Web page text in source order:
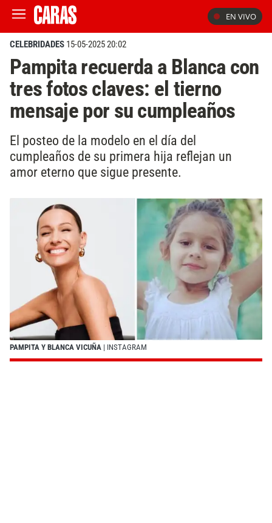
EN VIVO
CELEBRIDADES 15-05-2025 20:02
Pampita recuerda a Blanca con
tres fotos claves: el tierno
mensaje por su cumpleaños
El posteo de la modelo en el día del
cumpleaños de su primera hija reflejan un
amor eterno que sigue presente.
PAMPITA Y BLANCA VICUÑA | INSTAGRAM